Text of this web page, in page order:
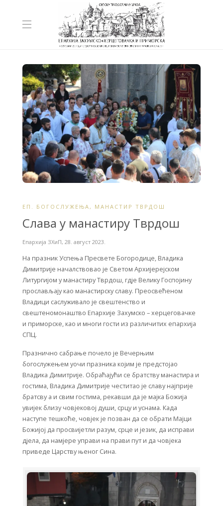
ЕП. БОГОСЛУЖЕЊА , МАНАСТИР ТВРДОШ
Слава у манастиру Тврдош
Епархија ЗХиП, 28. август 2023.
На празник Успења Пресвете Богородице, Владика
Димитрије началствовао је Светом Архијерејском
Литургијом у манастиру Тврдош, гдје Велику Госпојину
прослављају као манастирску славу. Преосвећеном
Владици саслуживало је свештенство и
свештеномонаштво Епархије Захумско – херцеговачке
и приморске, као и многи гости из различитих епархија
СПЦ.
Празнично сабрање почело је Вечерњим
богослужењем уочи празника којим је предстојао
Владика Димитрије. Обраћајући се братству манастира и
гостима, Владика Димитрије честитао је славу најприје
братсву а и свим гостима, рекавши да je мајка Божија
увијек близу човјековој души, срцу и уснама. Када
наступе тешкоће, човјек је позван да се обрати Мајци
Божијој да просвијетли разум, срце и језик, да исправи
дјела, да намјере управи на прави пут и да човјека
приведе Царству њеног Сина.